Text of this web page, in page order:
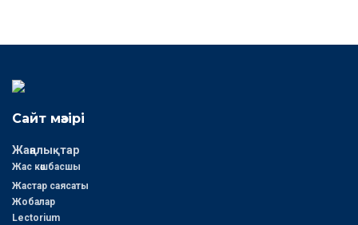
Сайт мәзірі
Жаңалықтар
Жас көшбасшы
Жастар саясаты
Жобалар
Lectorium